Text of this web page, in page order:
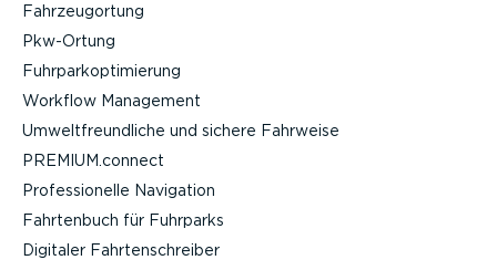
Fahrzeu­g­ortung
Pkw-Ortung
Fuhrpar­k­op­ti­mierung
Workflow Management
Umwelt­freund­liche und sichere Fahrweise
PREMIUM.connect
Profes­sio­nelle Navigation
Fahrtenbuch für Fuhrparks
Digitaler Fahrten­schreiber